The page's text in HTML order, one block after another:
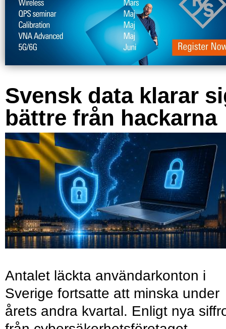
Svensk data klarar
bättre från hackarna
Antalet läckta användarkonton i
Sverige fortsatte att minska under
årets andra kvartal. Enligt nya